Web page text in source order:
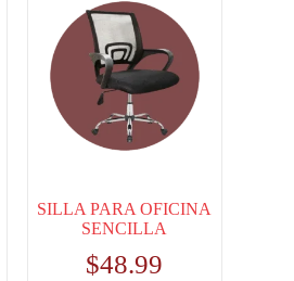
SILLA PARA OFICINA
SENCILLA
$48.99